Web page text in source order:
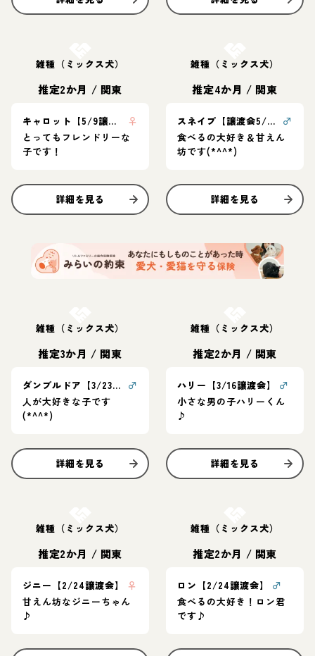
雑種（ミックス犬）
推定2か月 / 関東
キャロット【5/9譲渡会】
♀
とってもフレンドリーな
子です！
詳細を見る
雑種（ミックス犬）
推定4か月 / 関東
スネイプ【譲渡会5/9】
♂
食べるの大好き＆甘えん
坊です(*^^*)
詳細を見る
雑種（ミックス犬）
推定3か月 / 関東
ダンブルドア【3/23譲渡会】
♂
人が大好きな子です
(*^^*)
詳細を見る
雑種（ミックス犬）
推定2か月 / 関東
ハリー【3/16譲渡会】
♂
小さな男の子ハリーくん
♪
詳細を見る
雑種（ミックス犬）
推定2か月 / 関東
ジニー【2/24譲渡会】
♀
甘えん坊なジニーちゃん
♪
雑種（ミックス犬）
推定2か月 / 関東
ロン【2/24譲渡会】
♂
食べるの大好き！ロン君
です♪